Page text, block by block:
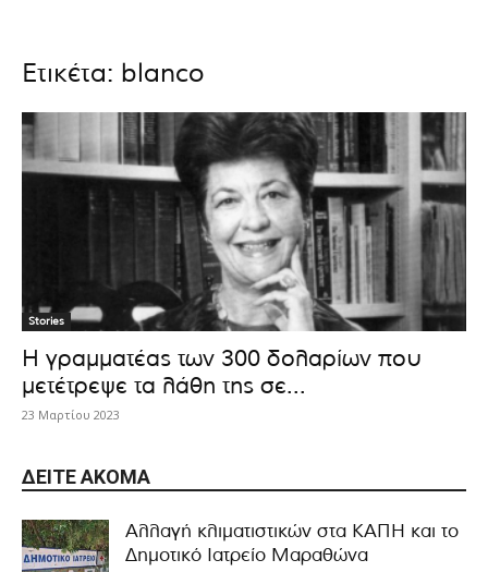
Ετικέτα: blanco
Stories
Η γραμματέας των 300 δολαρίων που
μετέτρεψε τα λάθη της σε...
23 Μαρτίου 2023
ΔΕΊΤΕ ΑΚΌΜΑ
Αλλαγή κλιματιστικών στα ΚΑΠΗ και το
Δημοτικό Ιατρείο Μαραθώνα